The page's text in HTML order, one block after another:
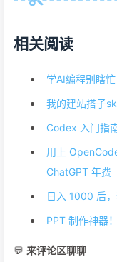
相关阅读
学AI编程别瞎
我的建站搭子
Codex 入门指
用上
ChatGPT 年费
日入 1000 后
PPT 制作神器
💬 来评论区聊聊